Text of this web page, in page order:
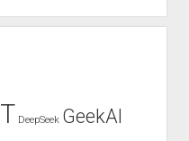
DeepSeek GeekAI